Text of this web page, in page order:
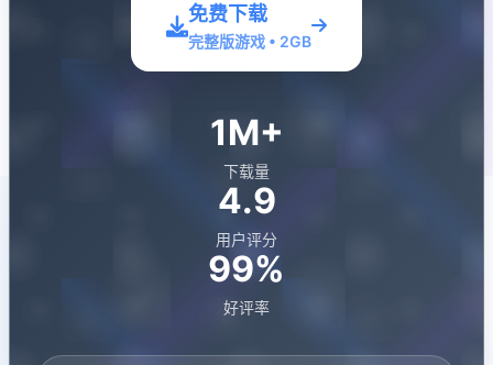
免费下载
完整版游戏 • 2GB
1M+
下载量
4.9
用户评分
99%
好评率